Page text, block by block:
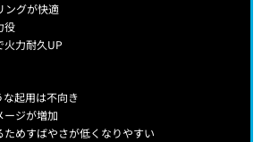
ングが快適
役
火力耐久UP
起用は不向き
ージが増加
ためすばやさが低くなりやすい